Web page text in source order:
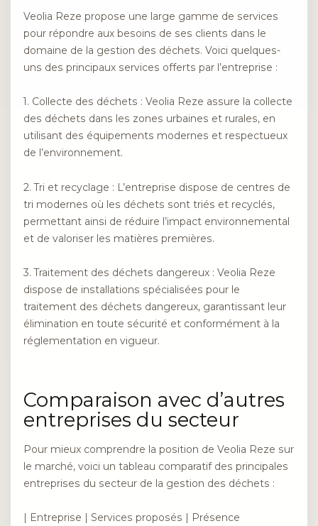
Veolia Reze propose une large gamme de services
pour répondre aux besoins de ses clients dans le
domaine de la gestion des déchets. Voici quelques-
uns des principaux services offerts par l’entreprise :
1. Collecte des déchets : Veolia Reze assure la collecte
des déchets dans les zones urbaines et rurales, en
utilisant des équipements modernes et respectueux
de l’environnement.
2. Tri et recyclage : L’entreprise dispose de centres de
tri modernes où les déchets sont triés et recyclés,
permettant ainsi de réduire l’impact environnemental
et de valoriser les matières premières.
3. Traitement des déchets dangereux : Veolia Reze
dispose de installations spécialisées pour le
traitement des déchets dangereux, garantissant leur
élimination en toute sécurité et conformément à la
réglementation en vigueur.
Comparaison avec d’autres
entreprises du secteur
Pour mieux comprendre la position de Veolia Reze sur
le marché, voici un tableau comparatif des principales
entreprises du secteur de la gestion des déchets :
| Entreprise | Services proposés | Présence